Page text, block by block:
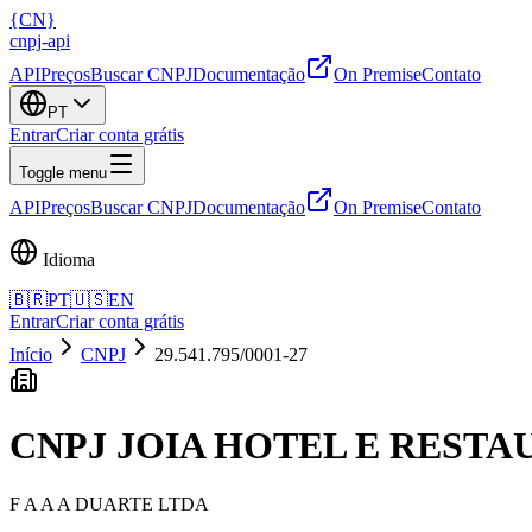
{CN}
cnpj-api
APIPreçosBuscar CNPJDocumentação On PremiseContato
PT
EntrarCriar conta grátis
Toggle menu
APIPreçosBuscar CNPJDocumentação On PremiseContato
Idioma
🇧🇷PT🇺🇸EN
EntrarCriar conta grátis
Início
CNPJ 29.541.795/0001-27
CNPJ JOIA HOTEL E
F A A A DUARTE LTDA